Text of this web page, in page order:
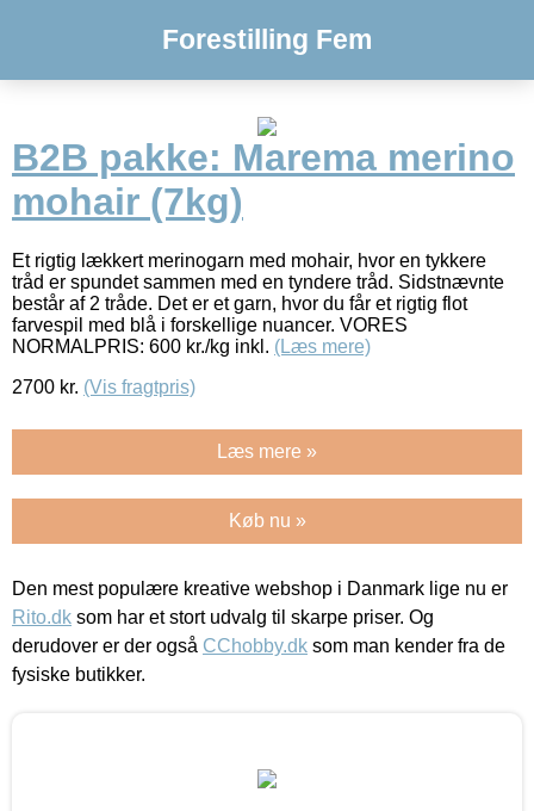
Forestilling Fem
B2B pakke: Marema merino
mohair (7kg)
Et rigtig lækkert merinogarn med mohair, hvor en tykkere
tråd er spundet sammen med en tyndere tråd. Sidstnævnte
består af 2 tråde. Det er et garn, hvor du får et rigtig flot
farvespil med blå i forskellige nuancer. VORES
NORMALPRIS: 600 kr./kg inkl. (Læs mere)
2700 kr. (Vis fragtpris)
Læs mere »
Køb nu »
Den mest populære kreative webshop i Danmark lige nu er
Rito.dk som har et stort udvalg til skarpe priser. Og
derudover er der også CChobby.dk som man kender fra de
fysiske butikker.